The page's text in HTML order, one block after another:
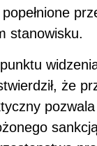
stanowisku.
że